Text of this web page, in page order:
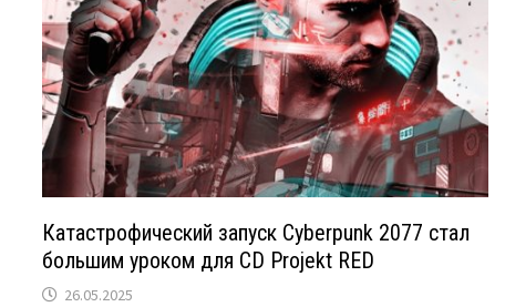
Катастрофический запуск Cyberpunk 2077 стал
большим уроком для CD Projekt RED
26.05.2025